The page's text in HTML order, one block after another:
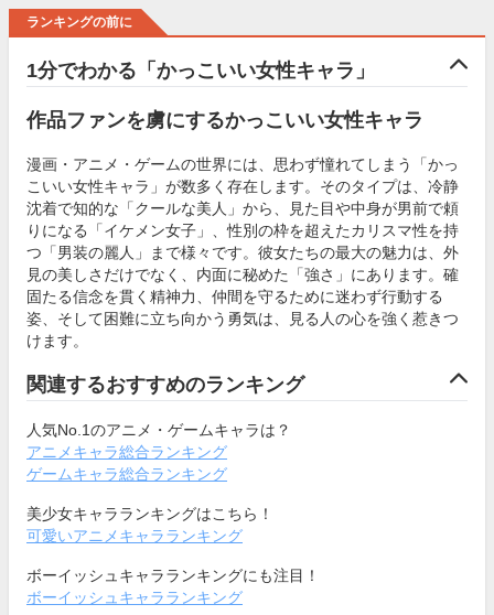
ランキングの前に
1分でわかる「かっこいい女性キャラ」
作品ファンを虜にするかっこいい女性キャラ
漫画・アニメ・ゲームの世界には、思わず憧れてしまう「かっ
こいい女性キャラ」が数多く存在します。そのタイプは、冷静
沈着で知的な「クールな美人」から、見た目や中身が男前で頼
りになる「イケメン女子」、性別の枠を超えたカリスマ性を持
つ「男装の麗人」まで様々です。彼女たちの最大の魅力は、外
見の美しさだけでなく、内面に秘めた「強さ」にあります。確
固たる信念を貫く精神力、仲間を守るために迷わず行動する
姿、そして困難に立ち向かう勇気は、見る人の心を強く惹きつ
けます。
関連するおすすめのランキング
人気No.1のアニメ・ゲームキャラは？
アニメキャラ総合ランキング
ゲームキャラ総合ランキング
美少女キャラランキングはこちら！
可愛いアニメキャラランキング
ボーイッシュキャラランキングにも注目！
ボーイッシュキャラランキング